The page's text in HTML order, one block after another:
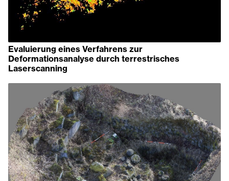
Evaluierung eines Verfahrens zur
Deformationsanalyse durch terrestrisches
Laserscanning